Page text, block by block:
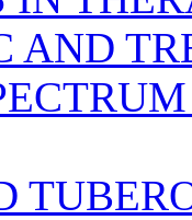
AND